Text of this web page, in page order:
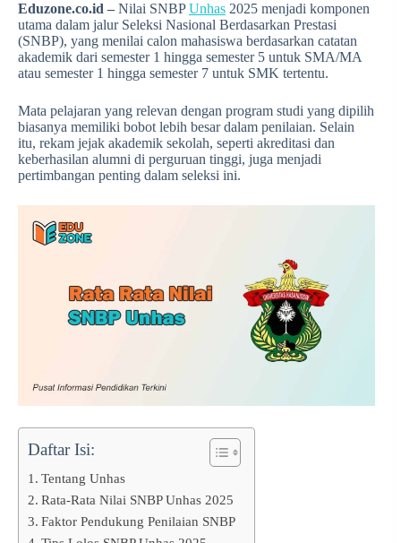
Eduzone.co.id – Nilai SNBPUnhas 2025 menjadi komponen
utama dalam jalur Seleksi Nasional Berdasarkan Prestasi
(SNBP), yang menilai calon mahasiswa berdasarkan catatan
akademik dari semester 1 hingga semester 5 untuk SMA/MA
atau semester 1 hingga semester 7 untuk SMK tertentu.
Mata pelajaran yang relevan dengan program studi yang dipilih
biasanya memiliki bobot lebih besar dalam penilaian. Selain
itu, rekam jejak akademik sekolah, seperti akreditasi dan
keberhasilan alumni di perguruan tinggi, juga menjadi
pertimbangan penting dalam seleksi ini.
Daftar Isi:
Tentang Unhas
Rata-Rata Nilai SNBP Unhas 2025
Faktor Pendukung Penilaian SNBP